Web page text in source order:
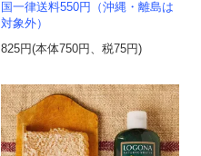
国一律送料550円（沖縄・離島は
対象外）
825円(本体750円、税75円)